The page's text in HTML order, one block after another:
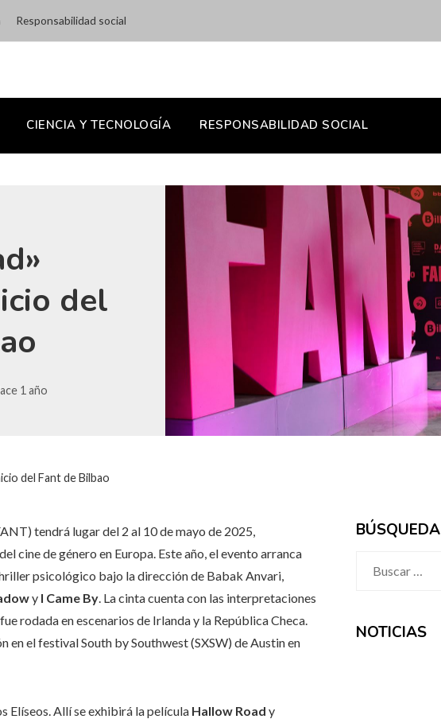
Responsabilidad social
CIENCIA Y TECNOLOGÍA RESPONSABILIDAD SOCIAL
del
1 año
del Fant de Bilbao
tendrá lugar del 2 al 10 de mayo de 2025,
cine de género en Europa. Este año, el evento arranca
psicológico bajo la dirección de Babak Anvari,
y I Came By. La cinta cuenta con las interpretaciones
rodada en escenarios de Irlanda y la República Checa.
en el festival South by Southwest (SXSW) de Austin en
Elíseos. Allí se exhibirá la película Hallow Road y
BÚSQUEDA
NOTICIAS